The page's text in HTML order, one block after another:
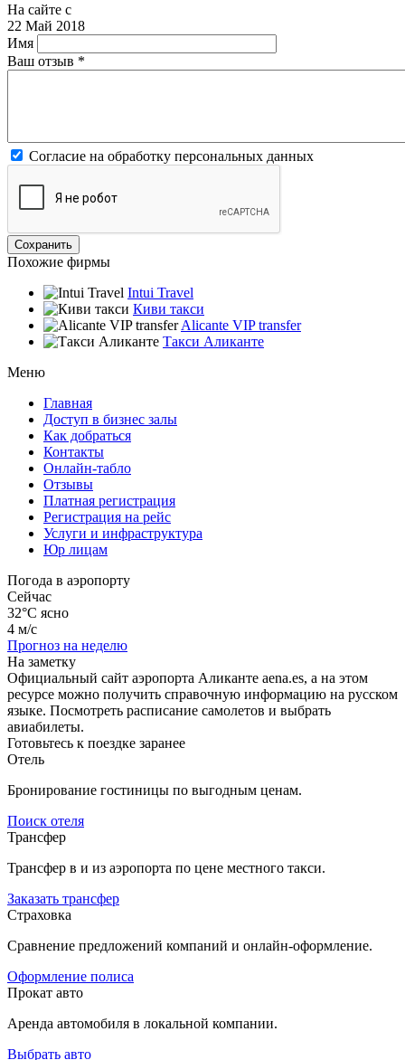
На сайте с
22 Май 2018
Имя
Ваш отзыв *
Согласие на обработку персональных данных
Похожие фирмы
Intui Travel
Киви такси
Alicante VIP transfer
Такси Аликанте
Меню
Главная
Доступ в бизнес залы
Как добраться
Контакты
Онлайн-табло
Отзывы
Платная регистрация
Регистрация на рейс
Услуги и инфраструктура
Юр лицам
Погода в аэропорту
Сейчас
32°C ясно
4 м/с
Прогноз на неделю
На заметку
Официальный сайт аэропорта Аликанте aena.es, а на этом
ресурсе можно получить справочную информацию на русском
языке. Посмотреть расписание самолетов и выбрать
авиабилеты.
Готовьтесь к поездке заранее
Отель
Бронирование гостиницы по выгодным ценам.
Поиск отеля
Трансфер
Трансфер в и из аэропорта по цене местного такси.
Заказать трансфер
Страховка
Сравнение предложений компаний и онлайн-оформление.
Оформление полиса
Прокат авто
Аренда автомобиля в локальной компании.
Выбрать авто